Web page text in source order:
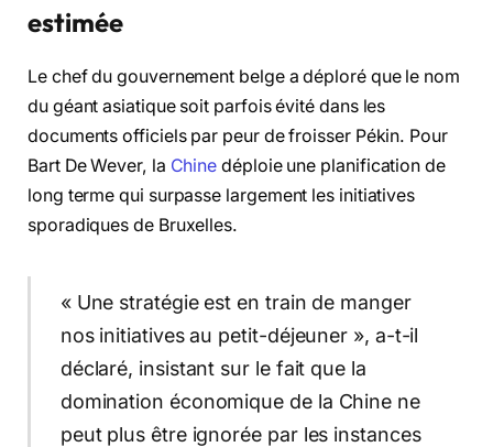
estimée
Le chef du gouvernement belge a déploré que le nom
du géant asiatique soit parfois évité dans les
documents officiels par peur de froisser Pékin. Pour
Bart De Wever, la Chine déploie une planification de
long terme qui surpasse largement les initiatives
sporadiques de Bruxelles.
« Une stratégie est en train de manger
nos initiatives au petit-déjeuner », a-t-il
déclaré, insistant sur le fait que la
domination économique de la Chine ne
peut plus être ignorée par les instances